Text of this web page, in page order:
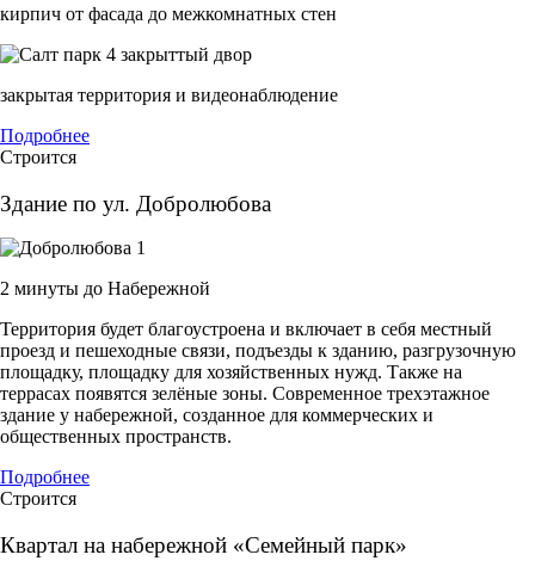
кирпич от фасада до межкомнатных стен
закрытая территория и видеонаблюдение
Подробнее
Строится
Здание по ул. Добролюбова
2 минуты до Набережной
Территория будет благоустроена и включает в себя местный
проезд и пешеходные связи, подъезды к зданию, разгрузочную
площадку, площадку для хозяйственных нужд. Также на
террасах появятся зелёные зоны. Современное трехэтажное
здание у набережной, созданное для коммерческих и
общественных пространств.
Подробнее
Строится
Квартал на набережной «Семейный парк»